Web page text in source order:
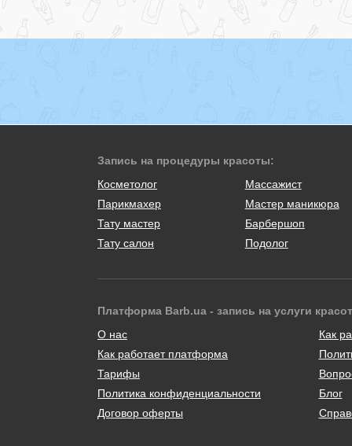
Запись на процедуры красоты:
Косметолог
Массажист
Парикмахер
Мастер маникюра
Тату мастер
Барбершоп
Тату салон
Подолог
Платформа Barb.ua - запись на услуги
О нас
Как работает платформа
Тарифы
Политика конфиденциальности
Договор оферты
Как
Блог